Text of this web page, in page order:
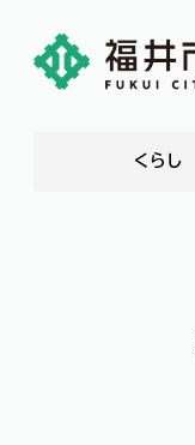
くらし